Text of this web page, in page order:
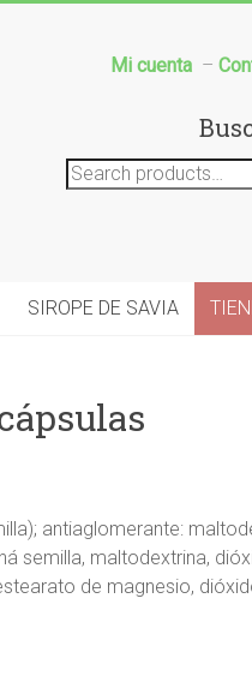
Mi cuenta –
Search
for:
SIROPE DE SAVIA
antiaglomerante:
semilla, maltodextrina,
de magnesio,